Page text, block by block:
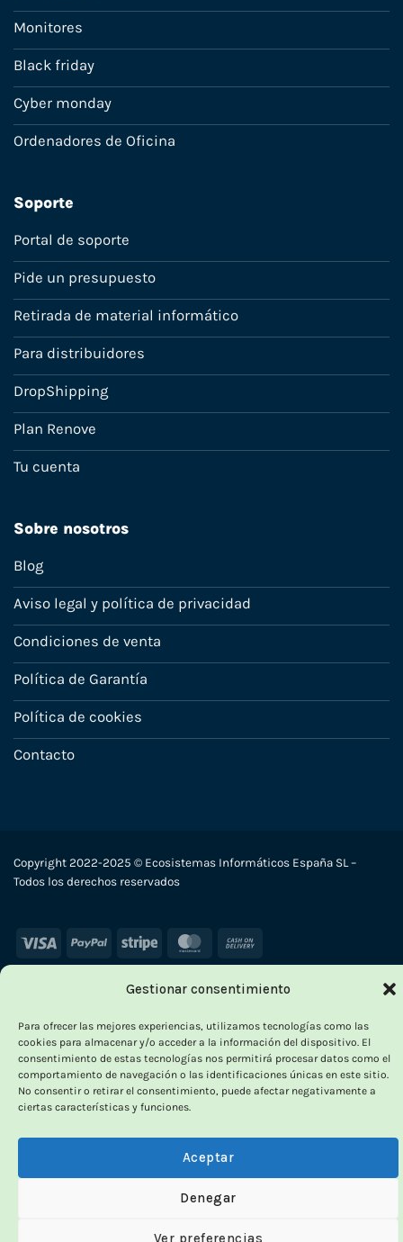
Gestionar consentimiento
Para ofrecer las mejores experiencias, utilizamos tecnologías como las
cookies para almacenar y/o acceder a la información del dispositivo. El
consentimiento de estas tecnologías nos permitirá procesar datos como el
comportamiento de navegación o las identificaciones únicas en este sitio.
No consentir o retirar el consentimiento, puede afectar negativamente a
ciertas características y funciones.
Aceptar
Denegar
Monitores
Black friday
Cyber monday
Ordenadores de Oficina
Soporte
Portal de soporte
Pide un presupuesto
Retirada de material informático
Para distribuidores
DropShipping
Plan Renove
Tu cuenta
Sobre nosotros
Blog
Aviso legal y política de privacidad
Condiciones de venta
Política de Garantía
Política de cookies
Contacto
Copyright 2022-2025 © Ecosistemas Informáticos España SL –
Todos los derechos reservados
Visa PayPal Stripe MasterCard
On
Delivery